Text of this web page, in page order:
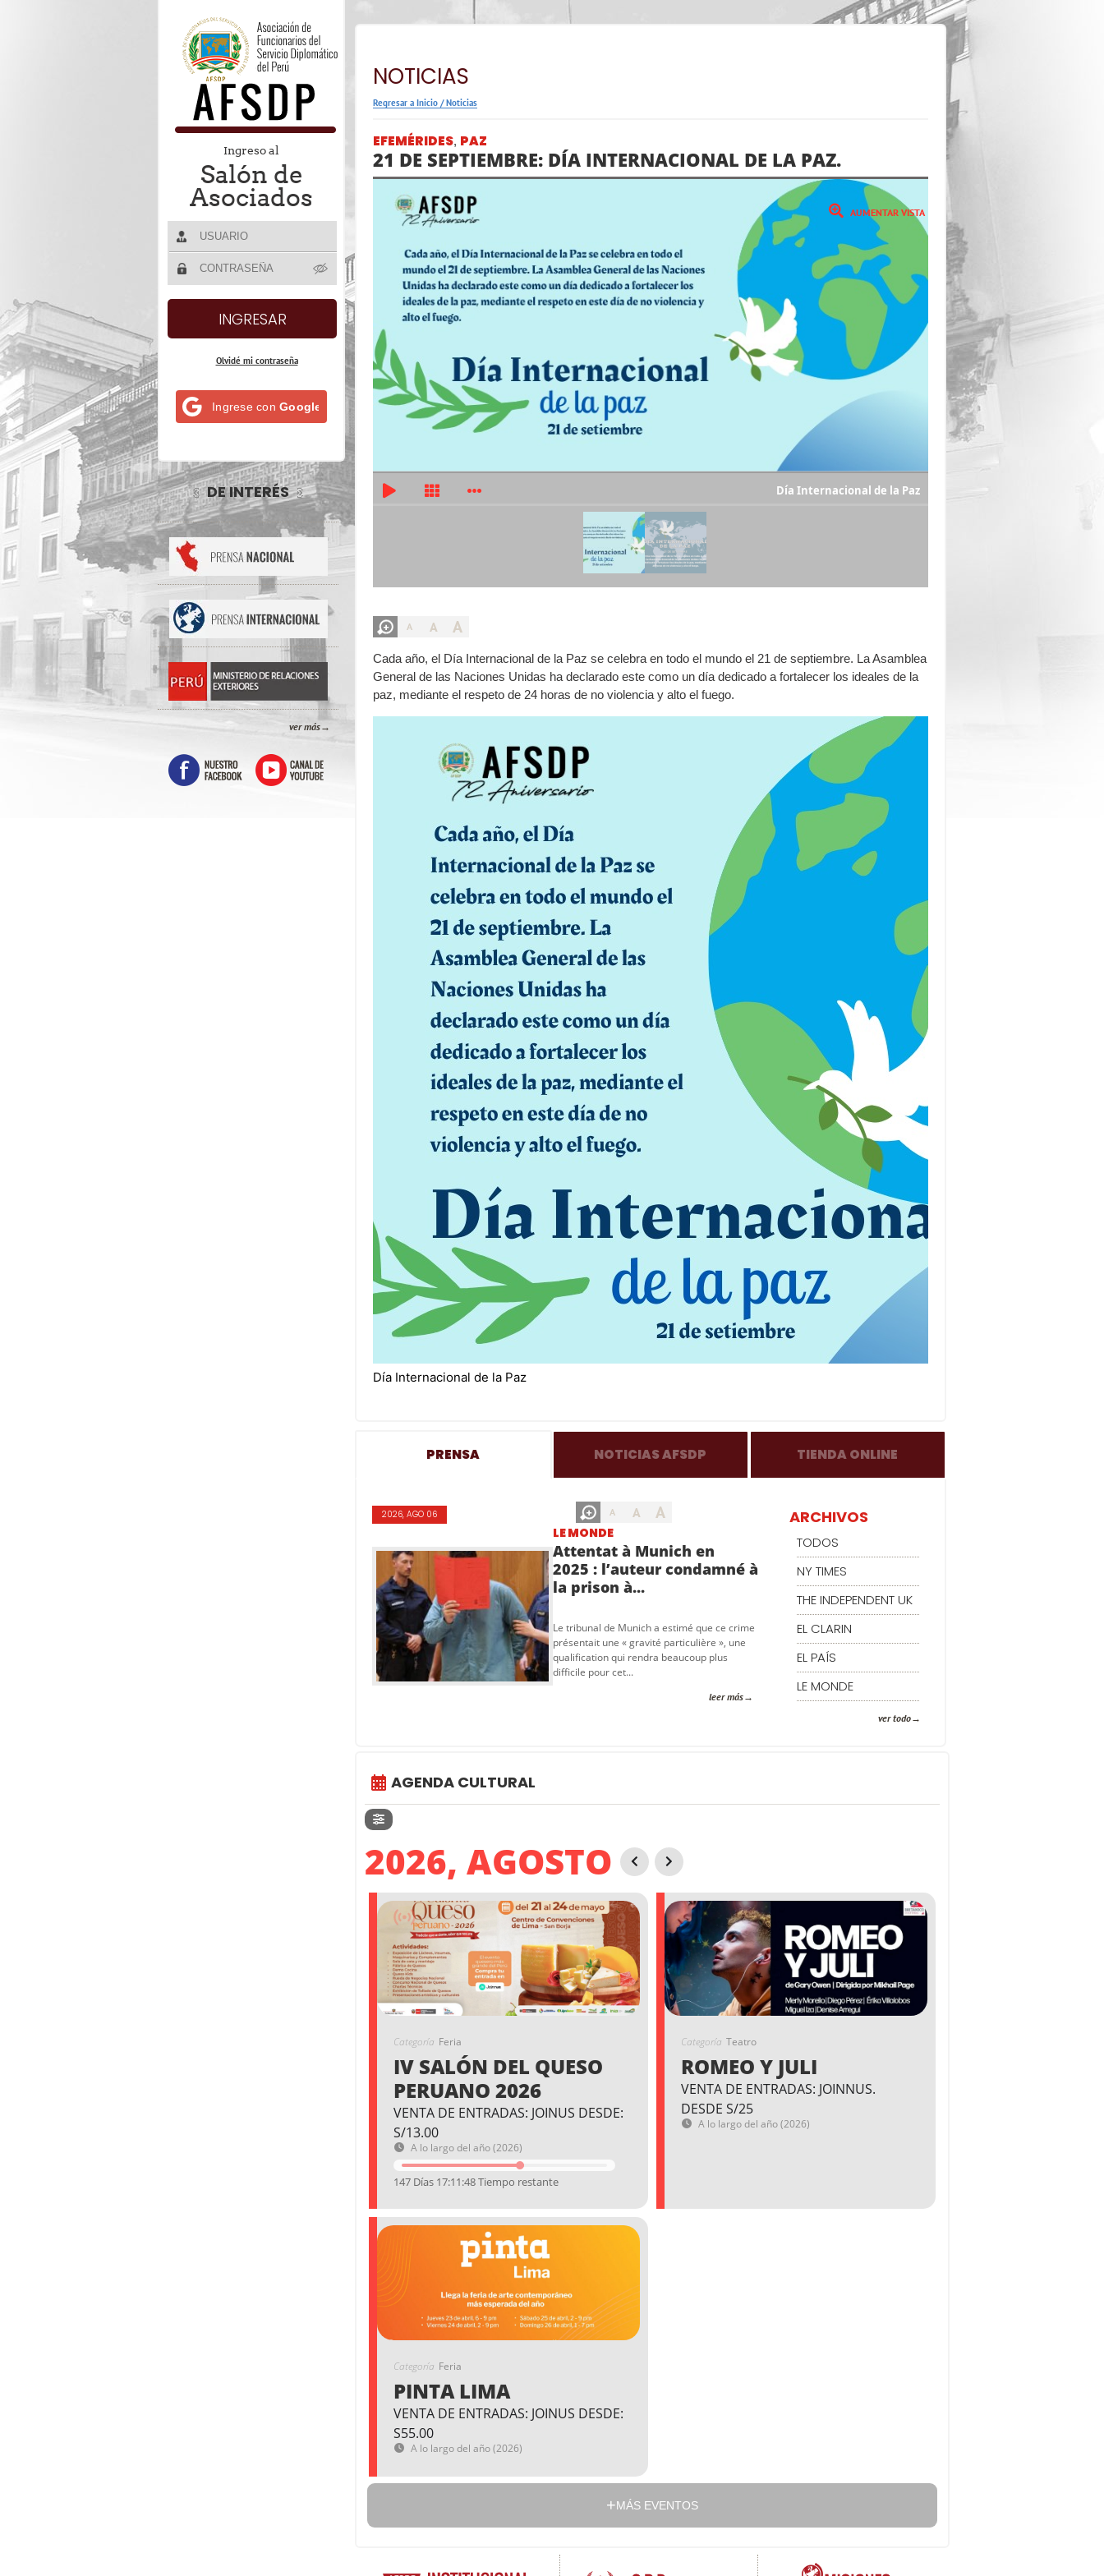
Ingreso al
Salón de
Asociados
Olvidé mi contraseña
Ingrese con Google
DE INTERÉS
ver más
NOTICIAS
Regresar a Inicio /Noticias
EFEMÉRIDES, PAZ
21 DE SEPTIEMBRE: DÍA INTERNACIONAL DE LA PAZ.
Día Internacional de la Paz
A A A
Cada año, el Día Internacional de la Paz se celebra en todo el mundo el 21 de septiembre. La Asamblea
General de las Naciones Unidas ha declarado este como un día dedicado a fortalecer los ideales de la
paz, mediante el respeto de 24 horas de no violencia y alto el fuego.
Día Internacional de la Paz
PRENSA NOTICIAS AFSDP TIENDA ONLINE
A A A
2026, AGO 06
LE MONDE
Attentat à Munich en
2025 : l’auteur condamné à
la prison à...
Le tribunal de Munich a estimé que ce crime
présentait une « gravité particulière », une
qualification qui rendra beaucoup plus
difficile pour cet...
leer más
ARCHIVOS
TODOS
NY TIMES
THE INDEPENDENT UK
EL CLARIN
EL PAÍS
LE MONDE
ver todo
AGENDA CULTURAL
2026, AGOSTO
Categoría Feria
IV SALÓN DEL QUESO
PERUANO 2026
VENTA DE ENTRADAS: JOINUS DESDE:
S/13.00
A lo largo del año (2026)
147 Días 17:11:47 Tiempo restante
Categoría Teatro
ROMEO Y JULI
VENTA DE ENTRADAS: JOINNUS.
DESDE S/25
A lo largo del año (2026)
Categoría Feria
PINTA LIMA
VENTA DE ENTRADAS: JOINUS DESDE:
S55.00
A lo largo del año (2026)
MÁS EVENTOS